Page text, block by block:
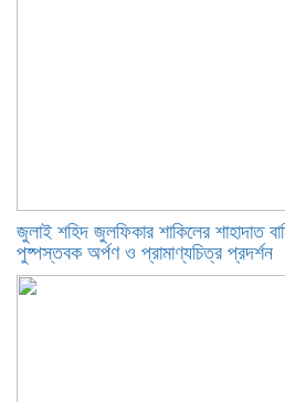
​জুলাই শহিদ জুলফিকার শাকিলের শাহাদাত
পুষ্পস্তবক অর্পণ ও প্রামাণ্যচিত্র প্রদর্শন